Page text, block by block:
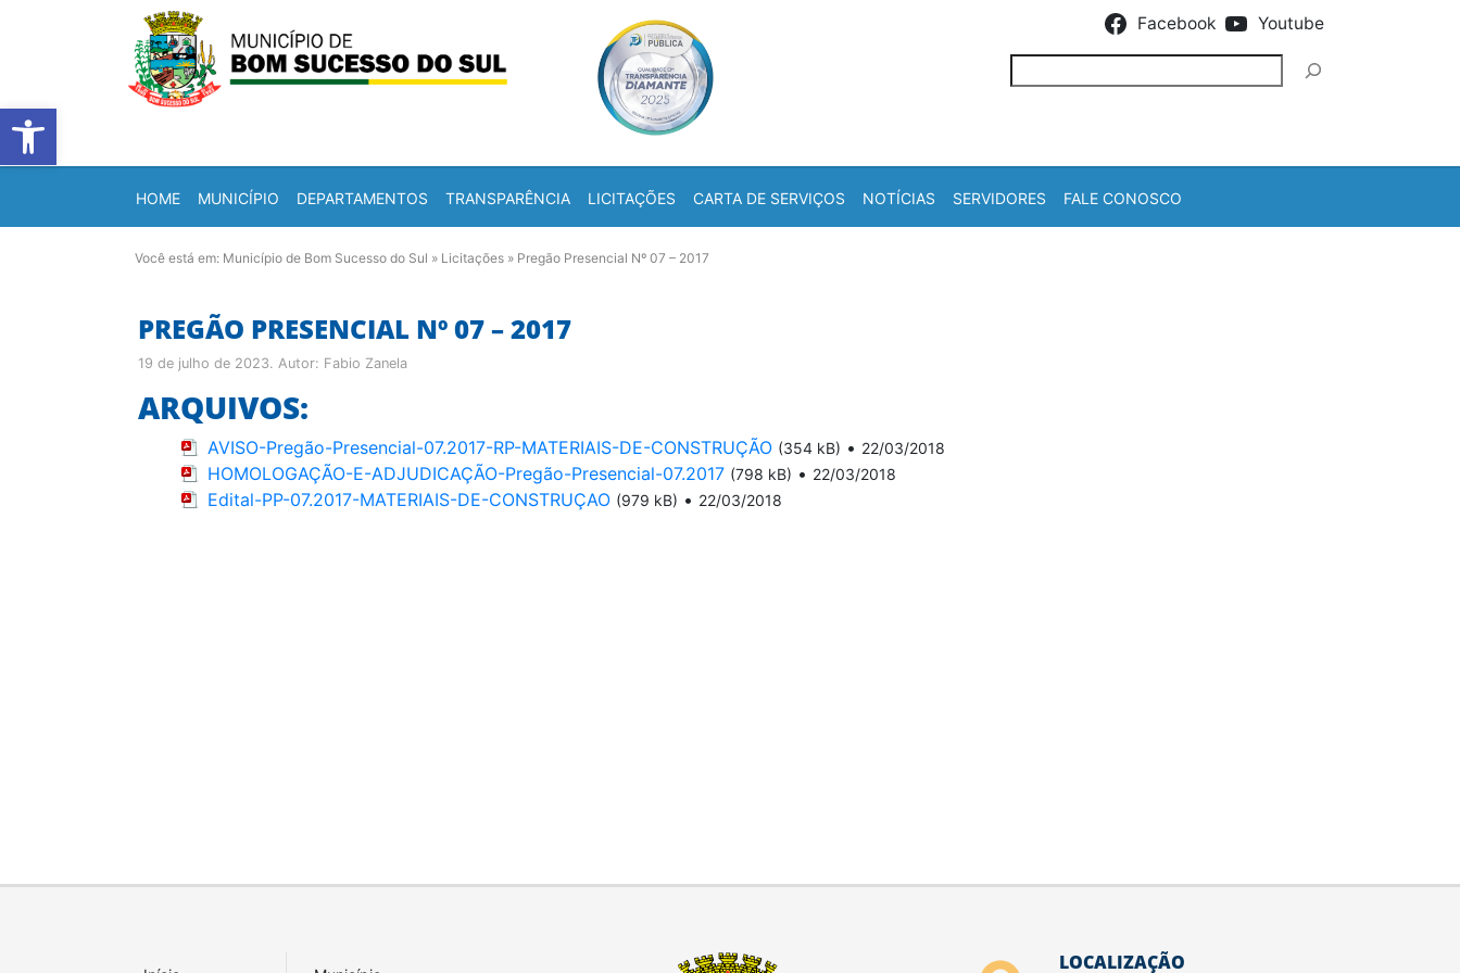
Barra de Ferramentas Aberta
Facebook Youtube
HOME MUNICÍPIO DEPARTAMENTOS TRANSPARÊNCIA LICITAÇÕES CARTA DE SERVIÇOS NOTÍCIAS SERVIDORES FALE CONOSCO
Você está em: Município de Bom Sucesso do Sul » Licitações » Pregão Presencial Nº 07 – 2017
PREGÃO PRESENCIAL Nº 07 – 2017
19 de julho de 2023. Autor: Fabio Zanela
ARQUIVOS:
AVISO-Pregão-Presencial-07.2017-RP-MATERIAIS-DE-CONSTRUÇÃO (354 kB) • 22/03/2018
HOMOLOGAÇÃO-E-ADJUDICAÇÃO-Pregão-Presencial-07.2017 (798 kB) • 22/03/2018
Edital-PP-07.2017-MATERIAIS-DE-CONSTRUÇAO (979 kB) • 22/03/2018
LOCALIZAÇÃO